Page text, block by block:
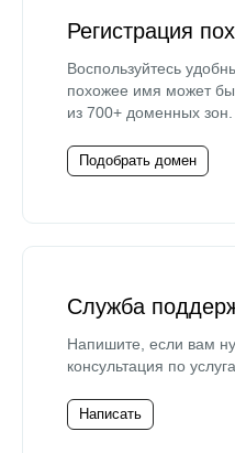
Регистрация
Воспользуйтесь
похожее имя может
из 700+ доменных зон.
Подобрать домен
Служба
Напишите, если вам
консультация по
Написать